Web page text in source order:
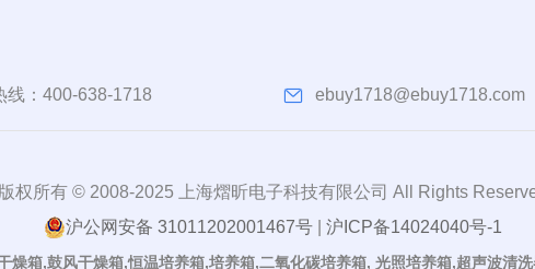
： 400-638-1718 ebuy1718@ebuy1718.com
版权所有 © 2008-2025 上海熠昕电子科技有限公司 All Rights
沪公网安备 31011202001467号| 沪ICP备14024040号-1
燥箱,鼓风干燥箱,恒温培养箱,培养箱,二氧化碳培养箱, 光照培养箱,超声波清